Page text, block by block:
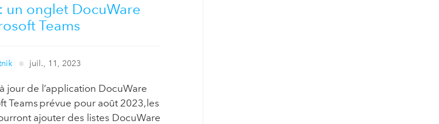
un onglet DocuWare
Teams
juil., 11, 2023
jour de l’application DocuWare
Teams prévue pour août 2023, les
ajouter des listes DocuWare